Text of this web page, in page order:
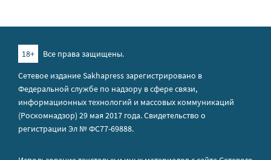
18+
Все права защищены.
Сетевое издание Sakhapress зарегистрировано в
Федеральной службе по надзору в сфере связи,
информационных технологий и массовых коммуникаций
(Роскомнадзор) 29 мая 2017 года. Свидетельство о
регистрации Эл № ФС77-69888.